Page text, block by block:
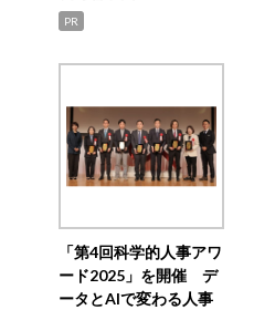
PR
「第4回科学的人事アワ
ード2025」を開催 デ
ータとAIで変わる人事